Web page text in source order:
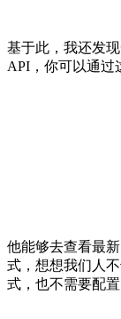
基于此，我还发
API，你可以通过
他能够去查看最
式，想想我们人
式，也不需要配置